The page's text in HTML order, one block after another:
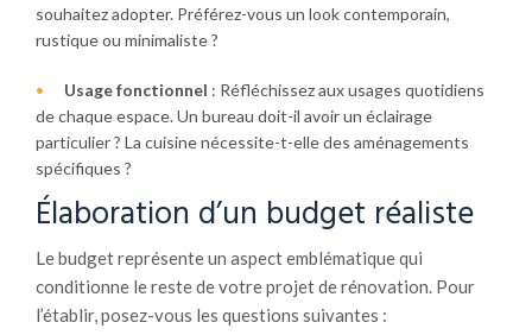
souhaitez adopter. Préférez-vous un look contemporain,
rustique ou minimaliste ?
Usage fonctionnel : Réfléchissez aux usages quotidiens
de chaque espace. Un bureau doit-il avoir un éclairage
particulier ? La cuisine nécessite-t-elle des aménagements
spécifiques ?
Élaboration d’un budget réaliste
Le budget représente un aspect emblématique qui
conditionne le reste de votre projet de rénovation. Pour
l’établir, posez-vous les questions suivantes :